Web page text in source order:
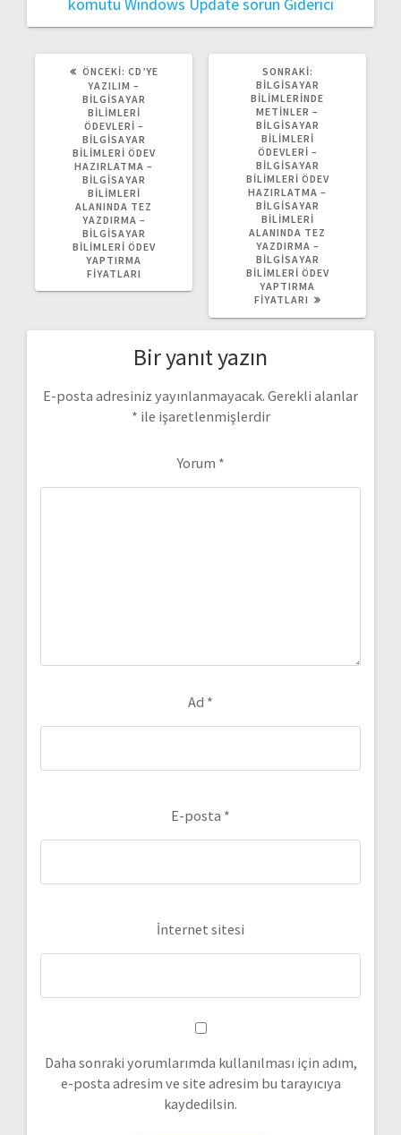
ÖNCEKI: ÖNCEKI
YAZI:
CD’YE
YAZILIM –
BILGISAYAR
BILIMLERI
ÖDEVLERI –
BILGISAYAR
BILIMLERI ÖDEV
HAZIRLATMA –
BILGISAYAR
BILIMLERI
ALANINDA TEZ
YAZDIRMA –
BILGISAYAR
BILIMLERI ÖDEV
YAPTIRMA
FIYATLARI
SONRAKI:
YAZI:
BILGISAYAR
BILIMLERINDE
METINLER –
BILGISAYAR
BILIMLERI
ÖDEVLERI –
BILGISAYAR
BILIMLERI ÖDEV
HAZIRLATMA –
BILGISAYAR
BILIMLERI
ALANINDA TEZ
YAZDIRMA –
BILGISAYAR
BILIMLERI ÖDEV
YAPTIRMA
FIYATLARI
Bir yanıt yazın
E-posta adresiniz yayınlanmayacak. Gerekli alanlar
* ile işaretlenmişlerdir
Yorum *
Ad *
E-posta *
İnternet sitesi
Daha sonraki yorumlarımda kullanılması için adım,
e-posta adresim ve site adresim bu tarayıcıya
kaydedilsin.